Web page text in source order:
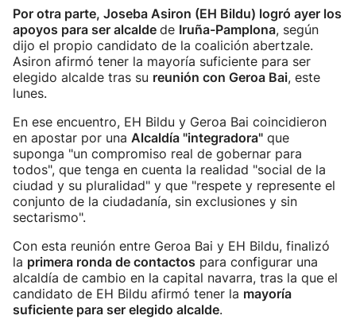
Por otra parte, Joseba Asiron (EH Bildu) logró ayer los
apoyos para ser alcalde de Iruña-Pamplona, según
dijo el propio candidato de la coalición abertzale.
Asiron afirmó tener la mayoría suficiente para ser
elegido alcalde tras su reunión con Geroa Bai, este
lunes.
En ese encuentro, EH Bildu y Geroa Bai coincidieron
en apostar por una Alcaldía "integradora" que
suponga "un compromiso real de gobernar para
todos", que tenga en cuenta la realidad "social de la
ciudad y su pluralidad" y que "respete y represente el
conjunto de la ciudadanía, sin exclusiones y sin
sectarismo".
Con esta reunión entre Geroa Bai y EH Bildu, finalizó
la primera ronda de contactos para configurar una
alcaldía de cambio en la capital navarra, tras la que el
candidato de EH Bildu afirmó tener la mayoría
suficiente para ser elegido alcalde.